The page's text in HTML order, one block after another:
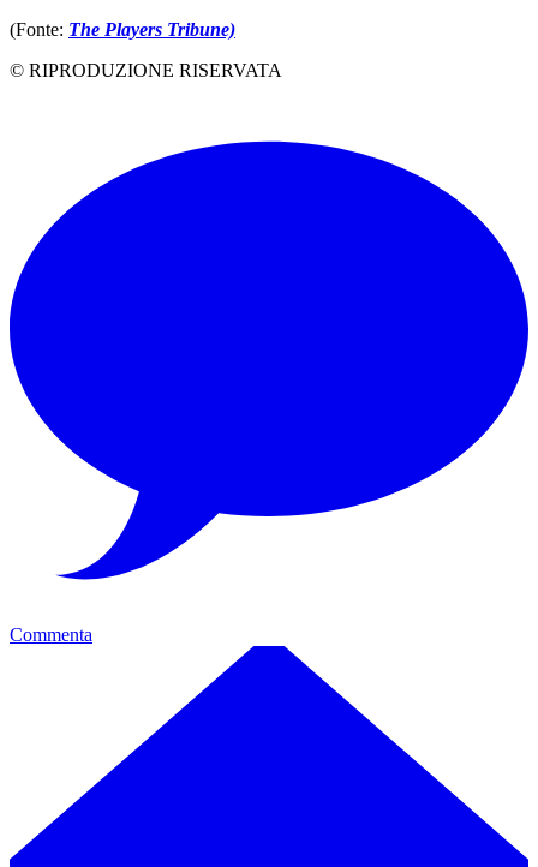
(Fonte: The Players Tribune)
© RIPRODUZIONE RISERVATA
Commenta